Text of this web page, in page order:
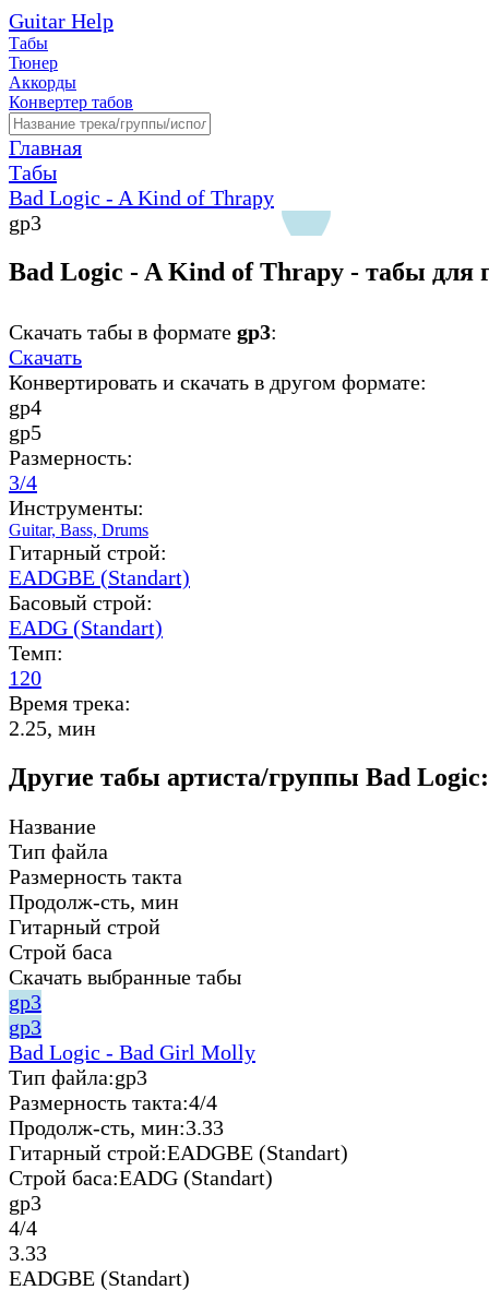
Guitar Help
Табы
Тюнер
Аккорды
Конвертер табов
Главная
Табы
Bad Logic - A Kind of Thrapy
gp3
Bad Logic - A Kind of Thrapy - табы для
Скачать табы в формате gp3:
Скачать
Конвертировать и скачать в другом формате:
gp4
gp5
Размерность:
3/4
Инструменты:
Guitar, Bass, Drums
Гитарный строй:
EADGBE (Standart)
Басовый строй:
EADG (Standart)
Темп:
120
Время трека:
2.25, мин
Другие табы артиста/группы Bad Logic:
Название
Тип файла
Размерность такта
Продолж-сть, мин
Гитарный строй
Строй баса
Скачать выбранные табы
gp3
gp3
Bad Logic - Bad Girl Molly
Тип файла:gp3
Размерность такта:4/4
Продолж-сть, мин:3.33
Гитарный строй:EADGBE (Standart)
Строй баса:EADG (Standart)
gp3
4/4
3.33
EADGBE (Standart)